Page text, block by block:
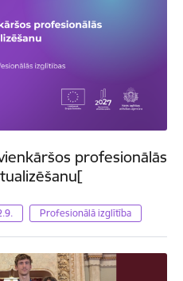
profesionālās
Profesionālā izglītība